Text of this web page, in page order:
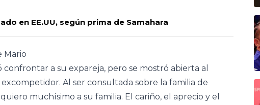
en EE.UU, según prima de Samahara
Mario
a su expareja, pero se mostró abierta al
Al ser consultada sobre la familia de
muchísimo a su familia. El cariño, el aprecio y el